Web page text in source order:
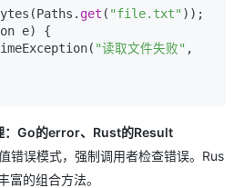
get ( "file.txt" ));
e) {
"读取文件失败" ,
：Go的error、Rust的Result
错误模式，强制调用者检查错误。Rus
富的组合方法。